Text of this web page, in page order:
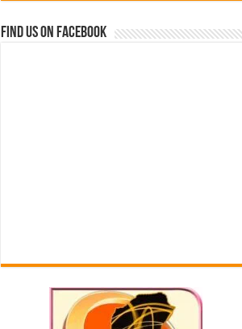
Find us on Facebook